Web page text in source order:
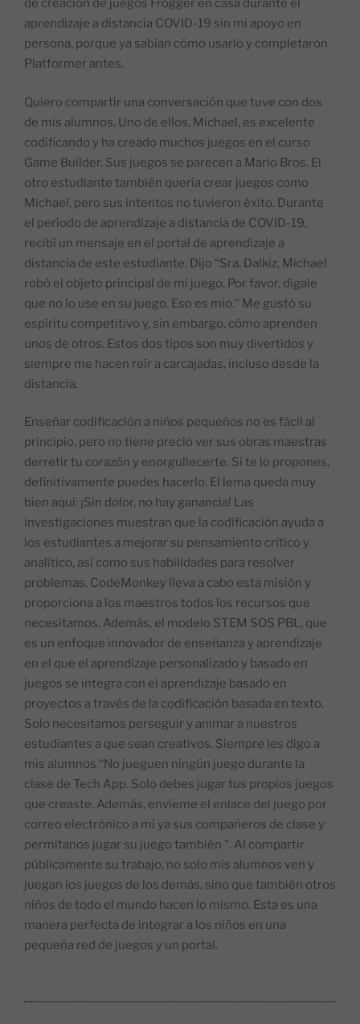
de creación de juegos Frogger en casa durante el
aprendizaje a distancia COVID-19 sin mi apoyo en
persona, porque ya sabían cómo usarlo y completaron
Platformer antes.
Quiero compartir una conversación que tuve con dos
de mis alumnos. Uno de ellos, Michael, es excelente
codificando y ha creado muchos juegos en el curso
Game Builder. Sus juegos se parecen a Mario Bros. El
otro estudiante también quería crear juegos como
Michael, pero sus intentos no tuvieron éxito. Durante
el período de aprendizaje a distancia de COVID-19,
recibí un mensaje en el portal de aprendizaje a
distancia de este estudiante. Dijo “Sra. Dalkiz, Michael
robó el objeto principal de mi juego. Por favor, dígale
que no lo use en su juego. Eso es mio." Me gustó su
espíritu competitivo y, sin embargo, cómo aprenden
unos de otros. Estos dos tipos son muy divertidos y
siempre me hacen reír a carcajadas, incluso desde la
distancia.
Enseñar codificación a niños pequeños no es fácil al
principio, pero no tiene precio ver sus obras maestras
derretir tu corazón y enorgullecerte. Si te lo propones,
definitivamente puedes hacerlo. El lema queda muy
bien aquí: ¡Sin dolor, no hay ganancia! Las
investigaciones muestran que la codificación ayuda a
los estudiantes a mejorar su pensamiento crítico y
analítico, así como sus habilidades para resolver
problemas. CodeMonkey lleva a cabo esta misión y
proporciona a los maestros todos los recursos que
necesitamos. Además, el modelo STEM SOS PBL, que
es un enfoque innovador de enseñanza y aprendizaje
en el que el aprendizaje personalizado y basado en
juegos se integra con el aprendizaje basado en
proyectos a través de la codificación basada en texto.
Solo necesitamos perseguir y animar a nuestros
estudiantes a que sean creativos. Siempre les digo a
mis alumnos “No jueguen ningún juego durante la
clase de Tech App. Solo debes jugar tus propios juegos
que creaste. Además, envíeme el enlace del juego por
correo electrónico a mí ya sus compañeros de clase y
permítanos jugar su juego también ". Al compartir
públicamente su trabajo, no solo mis alumnos ven y
juegan los juegos de los demás, sino que también otros
niños de todo el mundo hacen lo mismo. Esta es una
manera perfecta de integrar a los niños en una
pequeña red de juegos y un portal.